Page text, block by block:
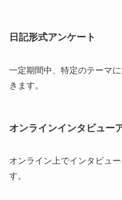
日記形式アンケート
一定期間中、特定のテーマ
きます。
オンラインインタビュー
オンライン上でインタビュ
す。